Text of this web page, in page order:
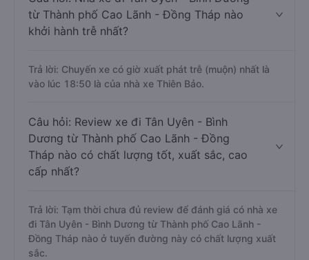
từ Thành phố Cao Lãnh - Đồng Tháp nào
khởi hành trễ nhất?
Trả lời: Chuyến xe có giờ xuất phát trễ (muộn) nhất là
vào lúc 18:50 là của nhà xe Thiên Bảo.
Câu hỏi: Review xe đi Tân Uyên - Bình
Dương từ Thành phố Cao Lãnh - Đồng
Tháp nào có chất lượng tốt, xuất sắc, cao
cấp nhất?
Trả lời: Tạm thời chưa đủ review để đánh giá có nhà xe
đi Tân Uyên - Bình Dương từ Thành phố Cao Lãnh -
Đồng Tháp nào ở tuyến đường này có chất lượng xuất
sắc.